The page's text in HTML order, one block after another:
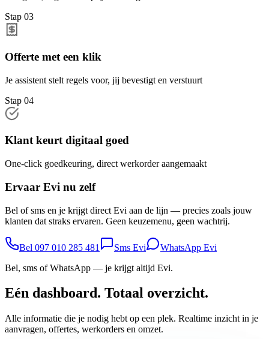
Stap 03
Offerte met een klik
Je assistent stelt regels voor, jij bevestigt en verstuurt
Stap 04
Klant keurt digitaal goed
One-click goedkeuring, direct werkorder aangemaakt
Ervaar Evi nu zelf
Bel of sms en je krijgt direct Evi aan de lijn — precies zoals jouw
klanten dat straks ervaren. Geen keuzemenu, geen wachtrij.
Bel 097 010 285 481 Sms Evi
WhatsApp Evi
Bel, sms of WhatsApp — je krijgt altijd Evi.
Eén dashboard. Totaal overzicht.
Alle informatie die je nodig hebt op een plek. Realtime inzicht in je
aanvragen, offertes, werkorders en omzet.